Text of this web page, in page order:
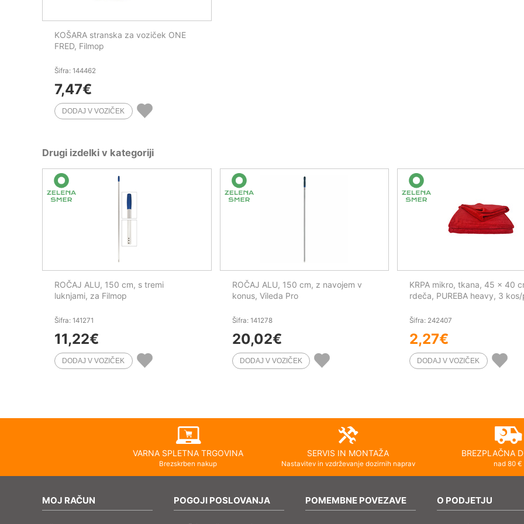
KOŠARA stranska za voziček ONE
FRED, Filmop
Šifra: 144462
7,47€
Drugi izdelki v kategoriji
ROČAJ ALU, 150 cm, s tremi
luknjami, za Filmop
Šifra: 141271
11,22€
ROČAJ ALU, 150 cm, z navojem v
konus, Vileda Pro
Šifra: 141278
20,02€
KRPA mikro, tkana, 45 x 40
rdeča, PUREBA heavy, 3
Šifra: 242407
2,27€
VARNA SPLETNA TRGOVINA
Brezskrben nakup
SERVIS IN MONTAŽA
Nastavitev in vzdrževanje dozirnih naprav
BREZPLAČNA
nad 80 €
MOJ RAČUN POGOJI POSLOVANJA POMEMBNE POVEZAVE O PODJETJU